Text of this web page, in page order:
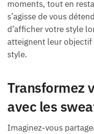
moments, tout en
s’agisse de vous
d’afficher votre style
atteignent leur
style.
Transformez
avec les
Imaginez-vous